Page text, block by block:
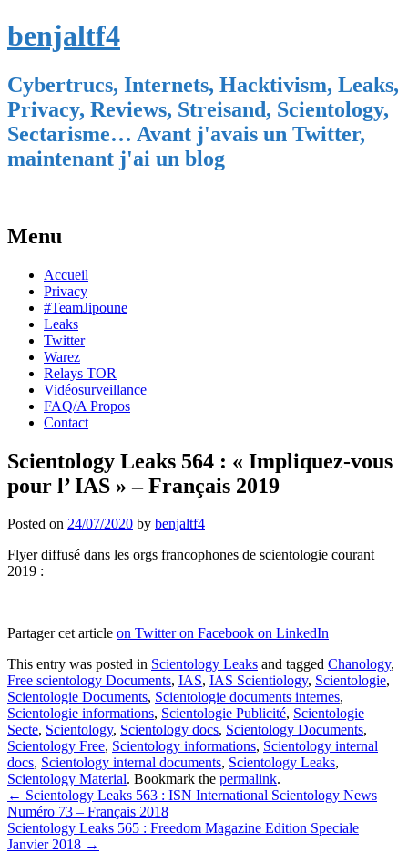
benjaltf4
Cybertrucs, Internets, Hacktivism, Leaks,
Privacy, Reviews, Streisand, Scientology,
Sectarisme… Avant j'avais un Twitter,
maintenant j'ai un blog
Menu
Skip
content
Accueil
Privacy
#TeamJipoune
Leaks
Twitter
Warez
Relays TOR
Vidéosurveillance
FAQ/A Propos
Contact
Scientology Leaks 564 : « Impliquez-vous
pour l’ IAS » – Français 2019
Posted on 24/07/2020 by benjaltf4
Flyer diffusé dans les orgs francophones de scientologie courant
2019 :
Partager cet article on Twitter on Facebook on LinkedIn
This entry was posted in Scientology Leaks and tagged Chanology,
Free scientology Documents, IAS, IAS Scientiology, Scientologie,
Scientologie Documents, Scientologie documents internes,
Scientologie informations, Scientologie Publicité, Scientologie
Secte, Scientology, Scientology docs, Scientology Documents,
Scientology Free, Scientology informations, Scientology internal
docs, Scientology internal documents, Scientology Leaks,
Scientology Material. Bookmark the permalink.
Post
navigation
← Scientology Leaks 563 : ISN International Scientology News
Numéro 73 – Français 2018
Scientology Leaks 565 : Freedom Magazine Edition Speciale
Janvier 2018 →